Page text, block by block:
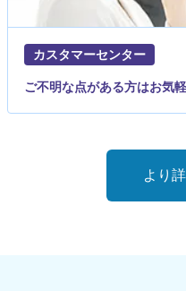
カスタマーセンター
ご不明な点がある方はお気
より